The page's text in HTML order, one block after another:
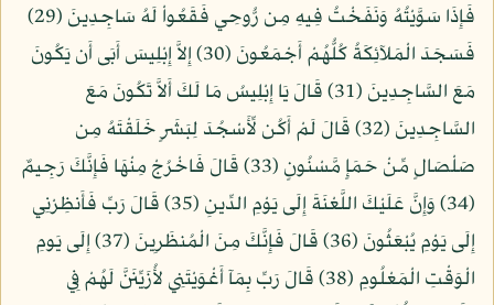
فَإِذَا سَوَّيْتُهُ وَنَفَخْتُ فِيهِ مِن رُّوحِي فَقَعُواْ لَهُ سَاجِدِينَ (29)
فَسَجَدَ الْمَلآئِكَةُ كُلُّهُمْ أَجْمَعُونَ (30) إِلاَّ إِبْلِيسَ أَبَى أَن يَكُونَ
مَعَ السَّاجِدِينَ (31) قَالَ يَا إِبْلِيسُ مَا لَكَ أَلاَّ تَكُونَ مَعَ
السَّاجِدِينَ (32) قَالَ لَمْ أَكُن لِّأَسْجُدَ لِبَشَرٍ خَلَقْتَهُ مِن
صَلْصَالٍ مِّنْ حَمَإٍ مَّسْنُونٍ (33) قَالَ فَاخْرُجْ مِنْهَا فَإِنَّكَ رَجِيمٌ
(34) وَإِنَّ عَلَيْكَ اللَّعْنَةَ إِلَى يَوْمِ الدِّينِ (35) قَالَ رَبِّ فَأَنظِرْنِي
إِلَى يَوْمِ يُبْعَثُونَ (36) قَالَ فَإِنَّكَ مِنَ الْمُنظَرِينَ (37) إِلَى يَومِ
الْوَقْتِ الْمَعْلُومِ (38) قَالَ رَبِّ بِمَآ أَغْوَيْتَنِي لأُزَيِّنَنَّ لَهُمْ فِي